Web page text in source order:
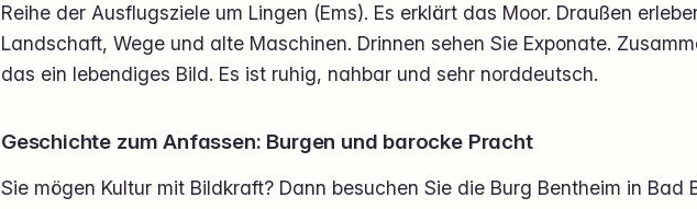
Reihe der Ausflugsziele um Lingen (Ems). Es erklärt das Moor. Draußen
Landschaft, Wege und alte Maschinen. Drinnen sehen Sie Exponate.
das ein lebendiges Bild. Es ist ruhig, nahbar und sehr norddeutsch.
Geschichte zum Anfassen: Burgen und barocke Pracht
Sie mögen Kultur mit Bildkraft? Dann besuchen Sie die Burg Bentheim in Bad